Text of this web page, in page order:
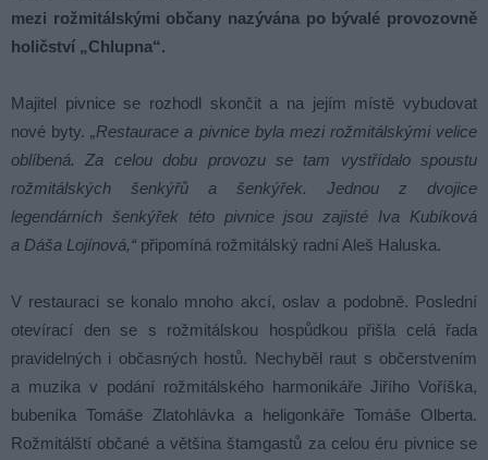
mezi rožmitálskými občany nazývána po bývalé provozovně
holičství „Chlupna“.
Majitel pivnice se rozhodl skončit a na jejím místě vybudovat
nové byty.„Restaurace a pivnice byla mezi rožmitálskými velice
oblíbená. Za celou dobu provozu se tam vystřídalo spoustu
rožmitálských šenkýřů a šenkýřek. Jednou z dvojice
legendárních šenkýřek této pivnice jsou zajisté Iva Kubíková
a Dáša Lojínová,“ připomíná rožmitálský radní Aleš Haluska.
V restauraci se konalo mnoho akcí, oslav a podobně. Poslední
otevírací den se s rožmitálskou hospůdkou přišla celá řada
pravidelných i občasných hostů. Nechyběl raut s občerstvením
a muzika v podání rožmitálského harmonikáře Jiřího Voříška,
bubeníka Tomáše Zlatohlávka a heligonkáře Tomáše Olberta.
Rožmitálští občané a většina štamgastů za celou éru pivnice se